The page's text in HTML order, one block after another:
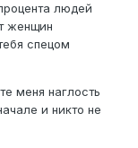
людей
женщин
спецом
меня наглость
и никто не